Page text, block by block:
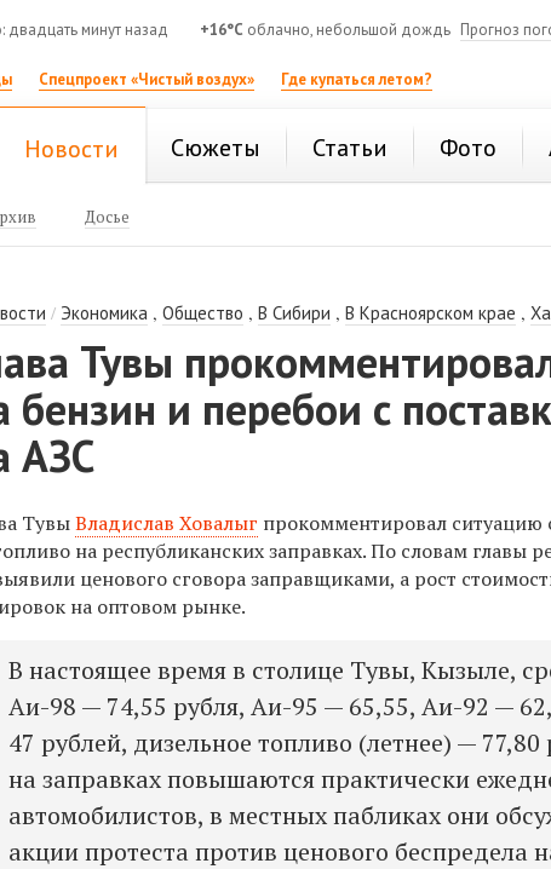
двадцать минут назад +16°C облачно, небольшой дождь Прогноз
Спецпроект «Чистый воздух» Где купаться летом?
Новости Сюжеты Статьи Фото
Досье
/ Экономика ,Общество ,В Сибири ,В Красноярском крае ,
Тувы
бензин и перебои с
АЗС
ТувыВладислав Ховалыг прокомментировал
на республиканских заправках. По словам главы
ценового сговора заправщиками, а рост
на оптовом рынке.
В настоящее время в столице Тувы, Кызыле,
Аи-98 — 74,55 рубля, Аи-95 — 65,55, Аи-92 —
47 рублей, дизельное топливо (летнее) —
на заправках повышаются практически
автомобилистов, в местных пабликах они
акции протеста против ценового беспредела